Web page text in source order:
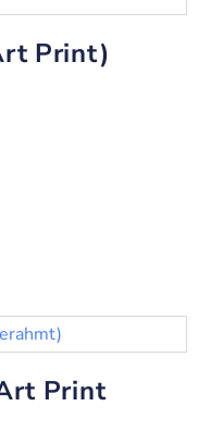
Print)
Print